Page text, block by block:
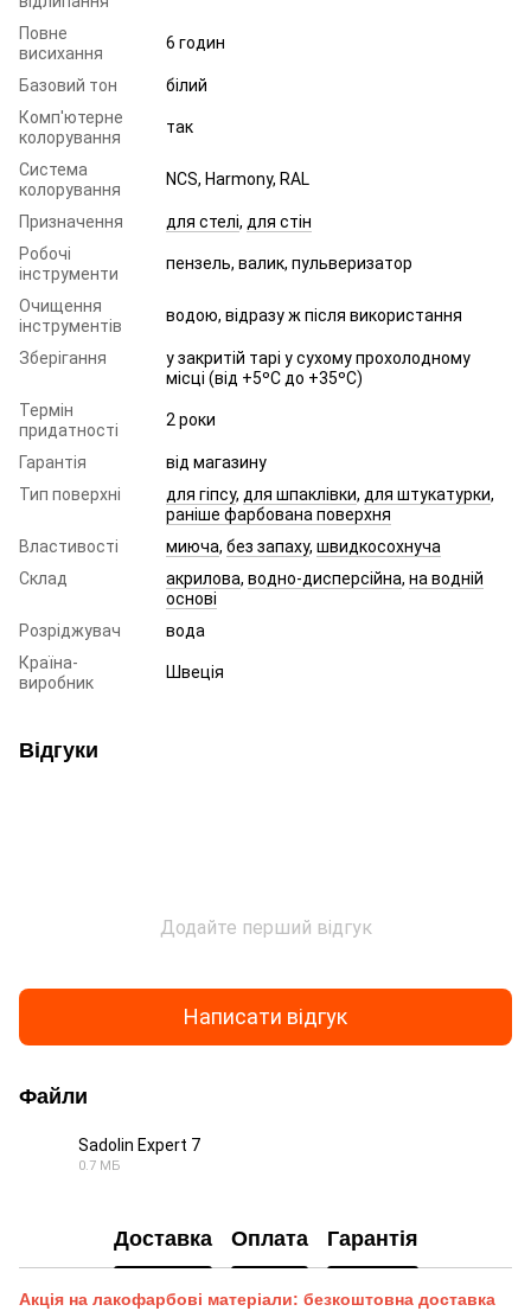
Повне
висихання
6 годин
Базовий тон
білий
Комп'ютерне
колорування
так
Система
колорування
NCS, Harmony, RAL
Призначення для стелі, для стін
Робочі
інструменти
пензель, валик, пульверизатор
Очищення
інструментів
водою, відразу ж після використання
Зберігання
у закритій тарі у сухому прохолодному
місці (від +5ºC до +35ºC)
Термін
придатності
2 роки
Гарантія
від магазину
Тип поверхні
для гіпсу, для шпаклівки, для штукатурки,
раніше фарбована поверхня
Властивості
миюча, без запаху, швидкосохнуча
Склад
акрилова, водно-дисперсійна, на водній
основі
Розріджувач
вода
Країна-
виробник
Швеція
Відгуки
Додайте перший відгук
Написати відгук
Файли
Sadolin Expert 7
0.7 МБ
Доставка Оплата Гарантія
Акція на лакофарбові матеріали: безкоштовна доставка